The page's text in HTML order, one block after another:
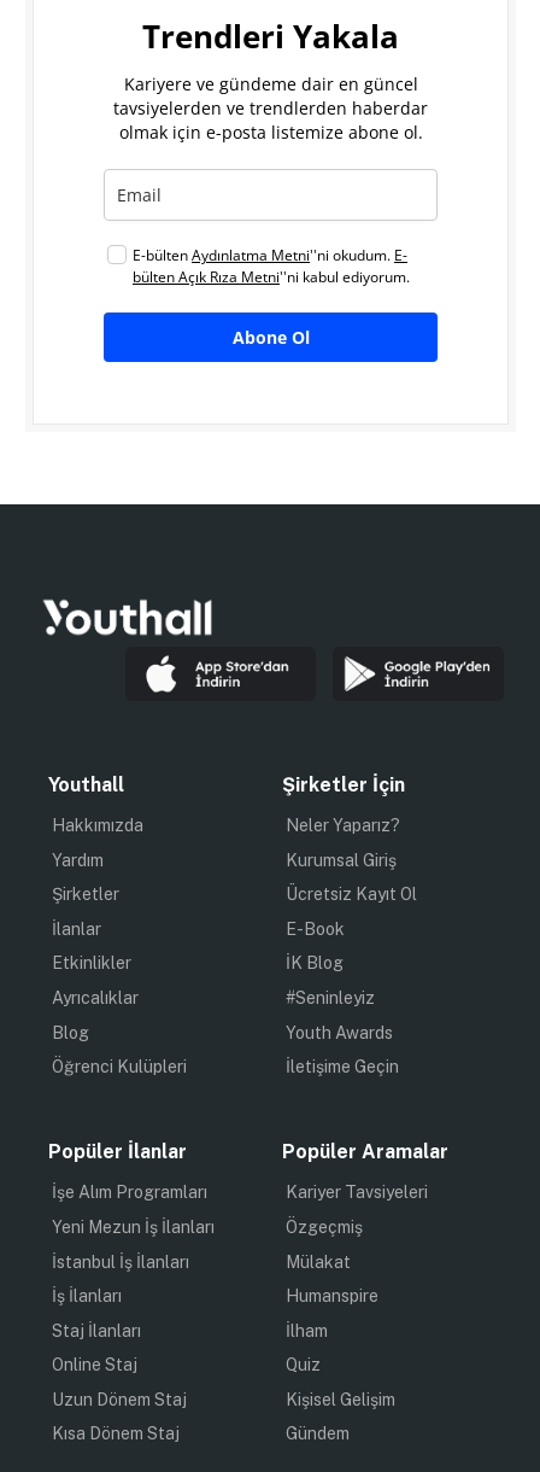
Trendleri Yakala
Kariyere ve gündeme dair en güncel
tavsiyelerden ve trendlerden haberdar
olmak için e-posta listemize abone ol.
E-bültenAydınlatma Metni''ni okudum. E-
bülten Açık Rıza Metni''ni kabul ediyorum.
Abone Ol
Youthall
Hakkımızda
Yardım
Şirketler
İlanlar
Etkinlikler
Ayrıcalıklar
Blog
Öğrenci Kulüpleri
Şirketler İçin
Neler Yaparız?
Kurumsal Giriş
Ücretsiz Kayıt Ol
E-Book
İK Blog
#Seninleyiz
Youth Awards
İletişime Geçin
Popüler İlanlar
İşe Alım Programları
Yeni Mezun İş İlanları
İstanbul İş İlanları
İş İlanları
Staj İlanları
Online Staj
Uzun Dönem Staj
Kısa Dönem Staj
Popüler Aramalar
Kariyer Tavsiyeleri
Özgeçmiş
Mülakat
Humanspire
İlham
Quiz
Kişisel Gelişim
Gündem